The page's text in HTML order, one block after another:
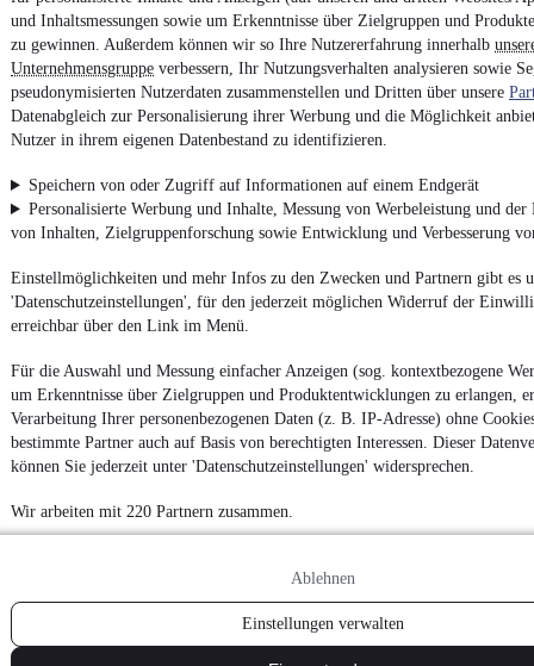
und Inhaltsmessungen sowie um Erkenntnisse über Zielgruppen und
zu gewinnen. Außerdem können wir so Ihre Nutzererfahrung innerhalb
Unternehmensgruppe verbessern, Ihr Nutzungsverhalten analysieren sowie
pseudonymisierten Nutzerdaten zusammenstellen und Dritten über unsere
Datenabgleich zur Personalisierung ihrer Werbung und die Möglichkeit
Nutzer in ihrem eigenen Datenbestand zu identifizieren.
Speichern von oder Zugriff auf Informationen auf einem Endgerät
Personalisierte Werbung und Inhalte, Messung von Werbeleistung und der
von Inhalten, Zielgruppenforschung sowie Entwicklung und Verbesserung
Einstellmöglichkeiten und mehr Infos zu den Zwecken und Partnern gibt es
'Datenschutzeinstellungen', für den jederzeit möglichen Widerruf der
erreichbar über den Link im Menü.
Für die Auswahl und Messung einfacher Anzeigen (sog. kontextbezogene
um Erkenntnisse über Zielgruppen und Produktentwicklungen zu erlangen,
Verarbeitung Ihrer personenbezogenen Daten (z. B. IP-Adresse) ohne
bestimmte Partner auch auf Basis von berechtigten Interessen. Dieser
können Sie jederzeit unter 'Datenschutzeinstellungen' widersprechen.
Wir arbeiten mit 220 Partnern zusammen.
Ablehnen
Einstellungen verwalten